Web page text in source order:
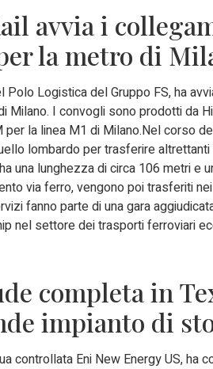
avvia i
la metro di
Polo Logistica del Gruppo FS, ha
Milano. I convogli sono prodotti da
per la linea M1 di Milano.Nel corso
lombardo per trasferire
una lunghezza di circa 106 metri e
via ferro, vengono poi trasferiti
fanno parte di una gara
nel settore dei trasporti ferroviari
completa in
impianto di
controllata Eni New Energy US, ha